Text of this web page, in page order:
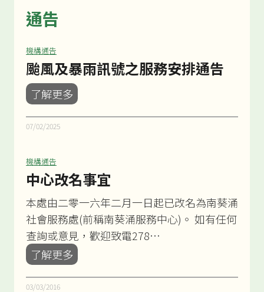
通告
機構通告
颱風及暴雨訊號之服務安排通告
了解更多 颱
風
訊
之
服
務
安
排
07/02/2025
機構通告
中心改名事宜
本處由二零一六年二月一日起已改名為南葵涌
社會服務處(前稱南葵涌服務中心)。 如有任何
查詢或意見，歡迎致電278…
了解更多 中
心
03/03/2016